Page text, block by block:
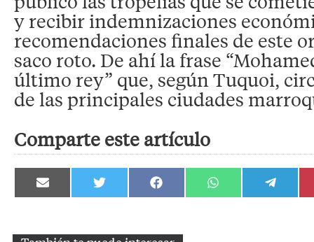
y recibir indemnizaciones
recomendaciones finales de este
saco roto. De ahí la frase
último rey” que, según Tuquoi,
de las principales ciudades
Comparte este artículo
Compartir
en
Compartir
en
Compartir
en
Compartir
en
Compartir
en